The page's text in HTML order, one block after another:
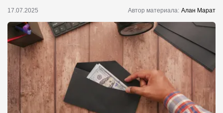
17.07.2025 Автор материала: Алан Марат